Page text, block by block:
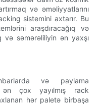
və əməliyyatlarını
sistemini axtarır. Bu
araşdıracağıq və
və səmərəliliyin ən yaxşı
və paylama
çox yayılmış rack
hər paletə birbaşa